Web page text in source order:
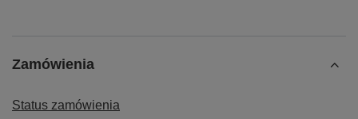
Zamówienia
Status zamówienia